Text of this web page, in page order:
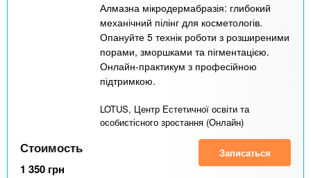
Алмазна мікродермабразія: глибокий
механічний пілінг для косметологів.
Опануйте 5 технік роботи з розширеними
порами, зморшками та пігментацією.
Онлайн-практикум з професійною
підтримкою.
LOTUS, Центр Естетичної освіти та
особистісного зростання (Онлайн)
Стоимость
1 350 грн
Записаться